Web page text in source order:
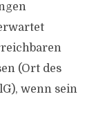
(Ort des
wenn sein